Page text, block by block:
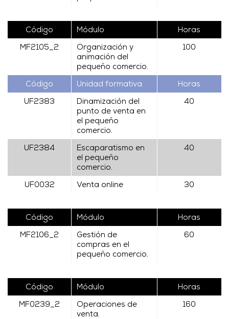
Código Módulo Horas
MF2105_2
Organización y
animación del
pequeño comercio.
100
Código Unidad formativa Horas
UF2383
Dinamización del
punto de venta en
el pequeño
comercio.
40
UF2384
Escaparatismo en
el pequeño
comercio.
40
UF0032 Venta online 30
Código Módulo Horas
MF2106_2
Gestión de
compras en el
pequeño comercio.
60
Código Módulo Horas
MF0239_2
Operaciones de
venta.
160